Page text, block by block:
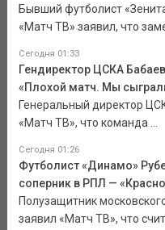
Бывший футболист
«Матч ТВ» заявил, что
Сегодня 01:33
Гендиректор ЦСКА
«Плохой матч. Мы
Генеральный директор
«Матч ТВ», что команда ...
Сегодня 01:26
Футболист «Динамо»
соперник в РПЛ —
Полузащитник
заявил «Матч ТВ», что